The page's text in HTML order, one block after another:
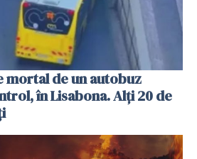
mortal de un autobuz
în Lisabona. Alți 20 de